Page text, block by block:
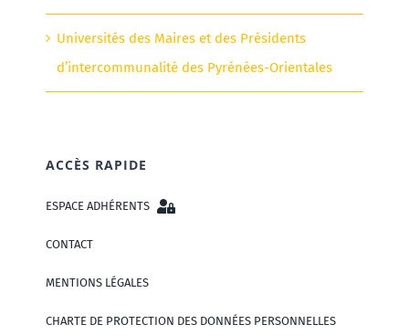
Universités des Maires et des Présidents
d’intercommunalité des Pyrénées-Orientales
ACCÈS RAPIDE
ESPACE ADHÉRENTS
CONTACT
MENTIONS LÉGALES
CHARTE DE PROTECTION DES DONNÉES PERSONNELLES